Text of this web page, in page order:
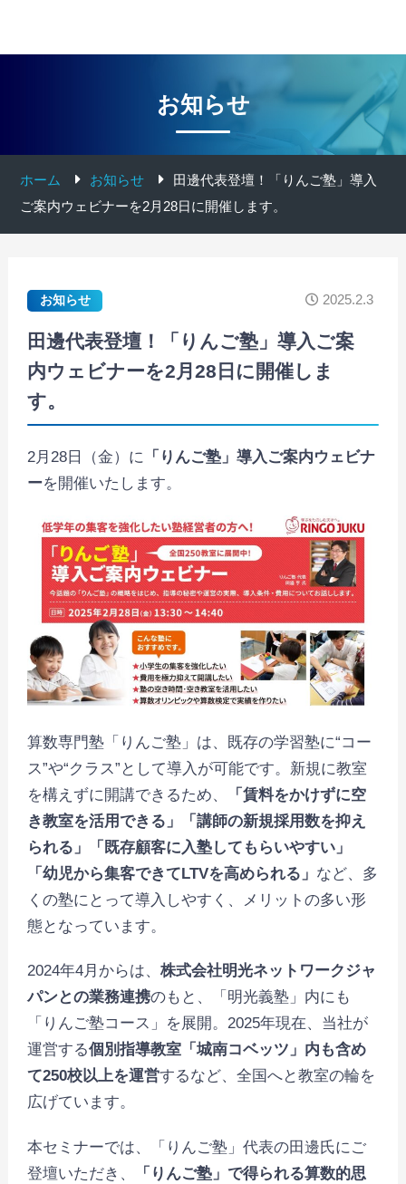
お知らせ
ホーム お知らせ
田邊代表登壇！「りんご塾」導入
ご案内ウェビナーを2月28日に開催します。
お知らせ 2025.2.3
田邊代表登壇！「りんご塾」導入ご案
内ウェビナーを2月28日に開催しま
す。
2月28日（金）に 「りんご塾」導入ご案内ウェビナ
ーを開催いたします。
算数専門塾「りんご塾」は、既存の学習塾に“コー
ス”や“クラス”として導入が可能です。新規に教室
を構えずに開講できるため、
「賃料をかけずに空
き教室を活用できる」「講師の新規採用数を抑え
られる」「既存顧客に入塾してもらいやすい」
「幼児から集客できてLTVを高められる」 など、多
くの塾にとって導入しやすく、メリットの多い形
態となっています。
2024年4月からは、株式会社明光ネットワークジャ
パンとの業務連携のもと、「明光義塾」内にも
「りんご塾コース」を展開。2025年現在、当社が
運営する個別指導教室「城南コベッツ」内も含め
て250校以上を運営するなど、全国へと教室の輪を
広げています。
本セミナーでは、「りんご塾」代表の田邊氏にご
登壇いただき、
「りんご塾」で得られる算数的思